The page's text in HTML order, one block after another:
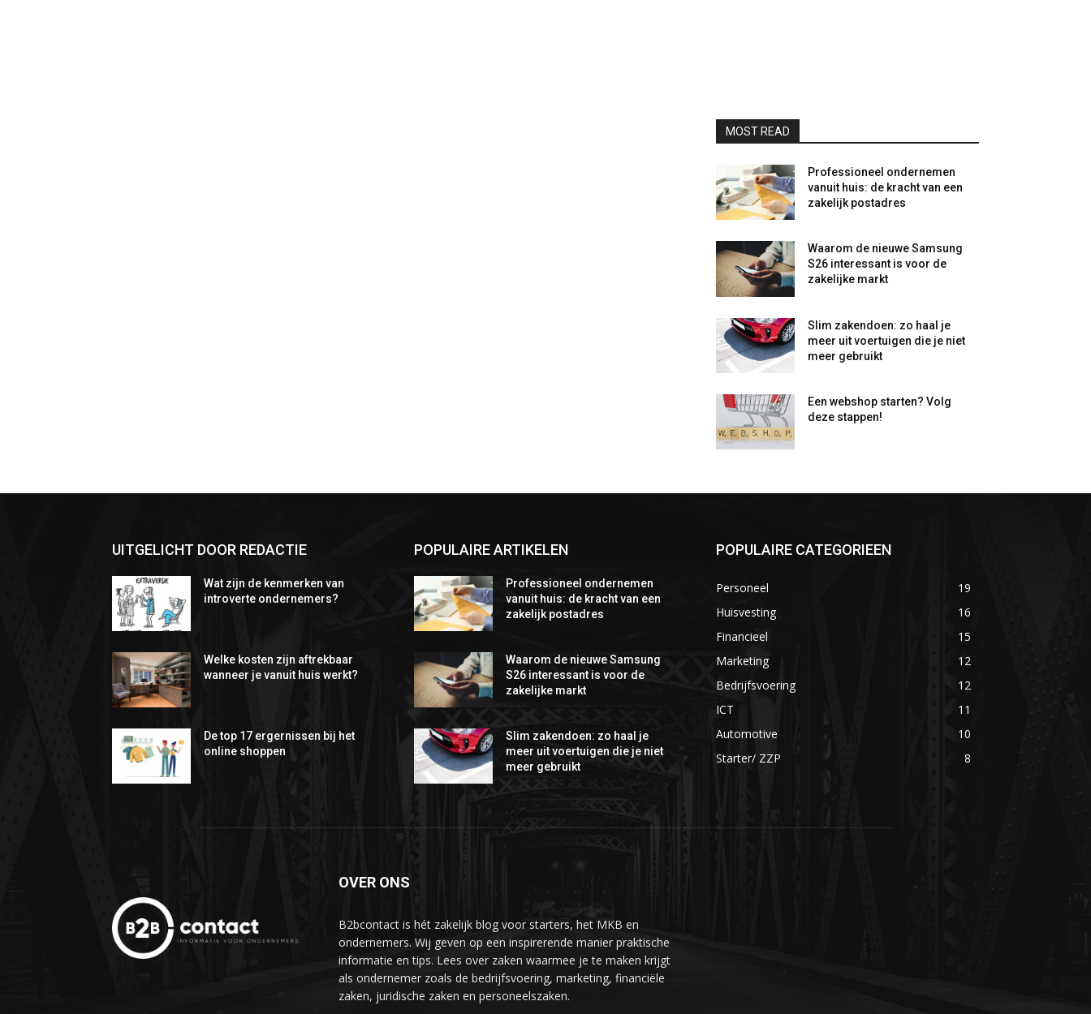
MOST READ
Professioneel ondernemen
vanuit huis: de kracht van een
zakelijk postadres
Waarom de nieuwe Samsung
S26 interessant is voor de
zakelijke markt
Slim zakendoen: zo haal je
meer uit voertuigen die je niet
meer gebruikt
Een webshop starten? Volg
deze stappen!
UITGELICHT DOOR REDACTIE
Wat zijn de kenmerken van
introverte ondernemers?
Welke kosten zijn aftrekbaar
wanneer je vanuit huis werkt?
De top 17 ergernissen bij het
online shoppen
POPULAIRE ARTIKELEN
Professioneel ondernemen
vanuit huis: de kracht van een
zakelijk postadres
Waarom de nieuwe Samsung
S26 interessant is voor de
zakelijke markt
Slim zakendoen: zo haal je
meer uit voertuigen die je niet
meer gebruikt
POPULAIRE CATEGORIEEN
Personeel
19
Huisvesting
16
Financieel
15
Marketing
12
Bedrijfsvoering
12
ICT
11
Automotive
10
Starter/ ZZP
8
OVER ONS
B2bcontact is hét zakelijk blog voor starters, het MKB en
ondernemers. Wij geven op een inspirerende manier praktische
informatie en tips. Lees over zaken waarmee je te maken krijgt
als ondernemer zoals de bedrijfsvoering, marketing, financiële
zaken, juridische zaken en personeelszaken.